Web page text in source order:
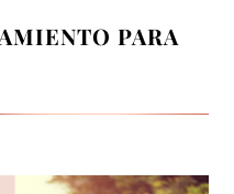
PARA